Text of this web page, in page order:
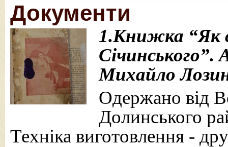
Документи
1.Книжка “Як
Січинського”.
Михайло
Одержано від
Долинського
Техніка виготовлення -